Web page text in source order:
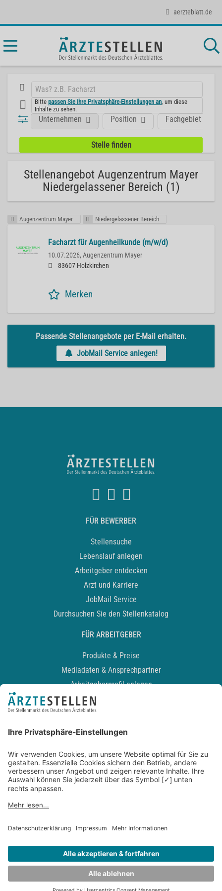
aerzteblatt.de
Bittepassen Sie Ihre Privatsphäre-Einstellungen an , um diese
Inhalte zu sehen.
Position Fachgebiet
Unternehmen
Stellenangebot Augenzentrum Mayer
Niedergelassener Bereich (1)
Augenzentrum Mayer Niedergelassener Bereich
Facharzt für Augenheilkunde (m/w/d)
10.07.2026, Augenzentrum Mayer
83607 Holzkirchen
Merken
Passende Stellenangebote per E-Mail erhalten.
JobMail Service anlegen!
FÜR BEWERBER
Stellensuche
Lebenslauf anlegen
Arbeitgeber entdecken
Arzt und Karriere
JobMail Service
Durchsuchen Sie den Stellenkatalog
FÜR ARBEITGEBER
Produkte & Preise
Mediadaten & Ansprechpartner
Arbeitgeberprofil anlegen
Recruiting-Podcast
Kontakt
Datenschutz
Newsletter
Entwickelt durchJOBIQO